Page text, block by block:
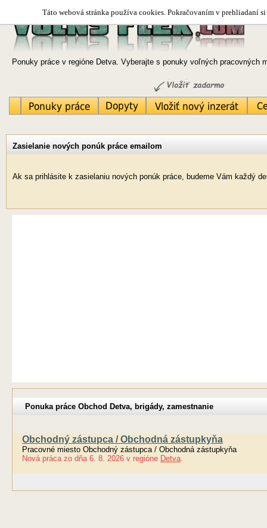
Táto webová stránka používa cookies. Pokračovaním v prehliadaní
Ponuky práce v regióne Detva. Vyberajte s ponuky voľných
Zasielanie nových ponúk práce emailom
Ak sa prihlásite k zasielaniu nových ponúk práce, budeme Vám každý
Ponuka práce Obchod Detva, brigády, zamestnanie
Obchodný zástupca / Obchodná zástupkyňa
Pracovné miesto Obchodný zástupca / Obchodná zástupkyňa
Nová práca zo dňa 6. 8. 2026 v regióne Detva.